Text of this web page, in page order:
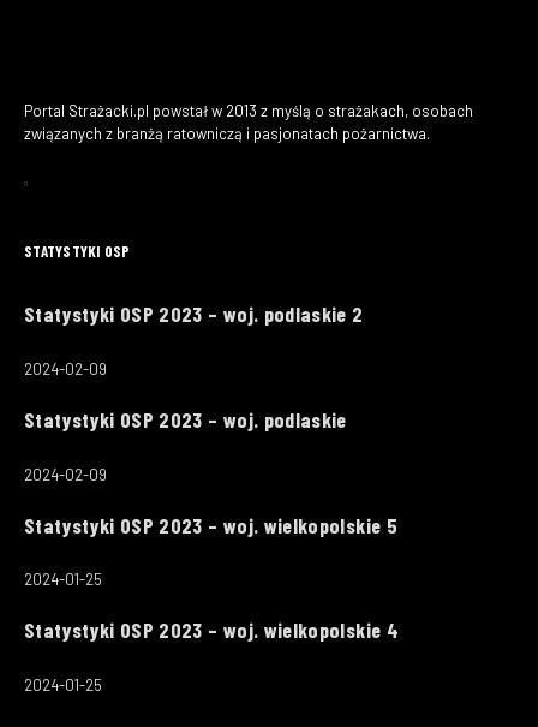
Portal Strażacki.pl powstał w 2013 z myślą o strażakach, osobach
związanych z branżą ratowniczą i pasjonatach pożarnictwa.
STATYSTYKI OSP
Statystyki OSP 2023 – woj. podlaskie 2
2024-02-09
Statystyki OSP 2023 – woj. podlaskie
2024-02-09
Statystyki OSP 2023 – woj. wielkopolskie 5
2024-01-25
Statystyki OSP 2023 – woj. wielkopolskie 4
2024-01-25